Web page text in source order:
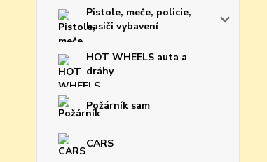
Pistole, meče, policie,
hasiči vybavení
HOT WHEELS auta a
dráhy
Požárník sam
CARS